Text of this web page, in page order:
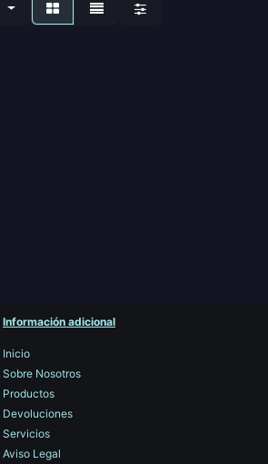
Información adicional
Inicio
Sobre Nosotros
Productos
Devoluciones
Servicios
Aviso Legal